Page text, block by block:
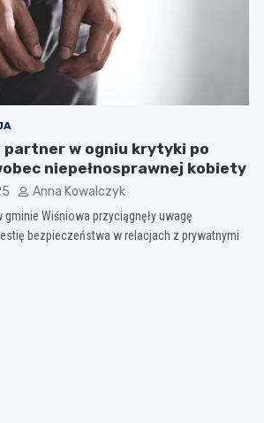
partner w ogniu krytyki po
niepełnosprawnej kobiety
Anna Kowalczyk
Wiśniowa przyciągnęły uwagę
bezpieczeństwa w relacjach z prywatnymi